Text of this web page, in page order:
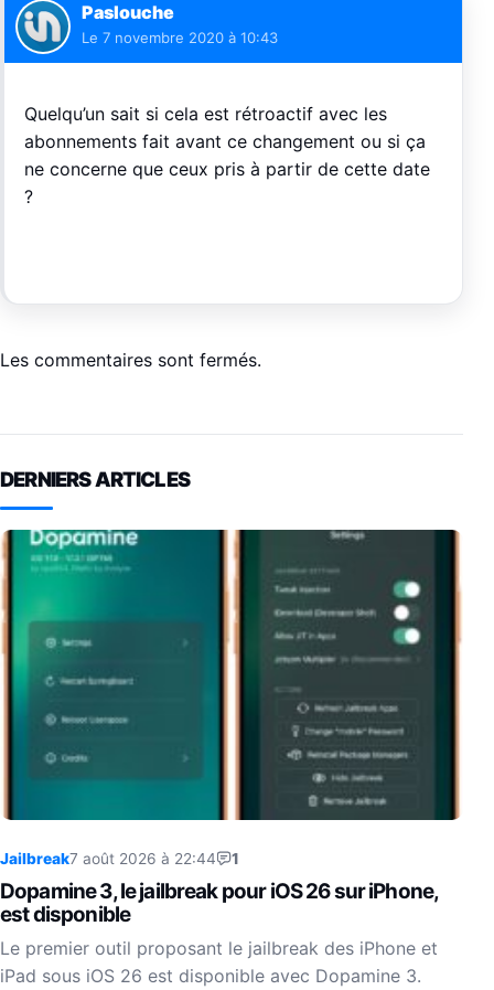
Paslouche
Le 7 novembre 2020 à 10:43
Quelqu’un sait si cela est rétroactif avec les
abonnements fait avant ce changement ou si ça
ne concerne que ceux pris à partir de cette date
?
Les commentaires sont fermés.
DERNIERS ARTICLES
Jailbreak7 août 2026 à 22:44 1
Dopamine 3, le jailbreak pour iOS 26 sur iPhone,
est disponible
Le premier outil proposant le jailbreak des iPhone et
iPad sous iOS 26 est disponible avec Dopamine 3.